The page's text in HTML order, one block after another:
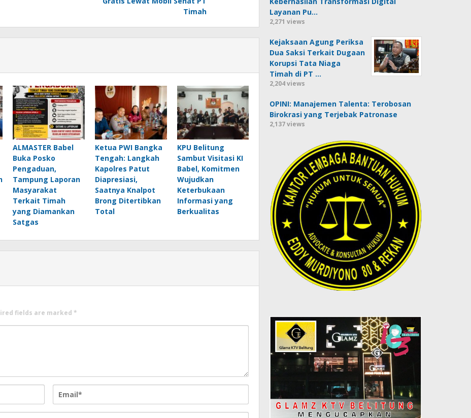
Timah
ALMASTER Babel
Buka Posko
Pengaduan,
Tampung Laporan
Masyarakat
Terkait Timah
yang Diamankan
Satgas
Ketua PWI Bangka
Tengah: Langkah
Kapolres Patut
Diapresiasi,
Saatnya Knalpot
Brong Ditertibkan
Total
KPU Belitung
Sambut Visitasi KI
Babel, Komitmen
Wujudkan
Keterbukaan
Informasi yang
Berkualitas
fields are marked *
Layanan Pu…
2,271 views
Kejaksaan Agung Periksa
Dua Saksi Terkait Dugaan
Korupsi Tata Niaga
Timah di PT …
2,204 views
OPINI: Manajemen Talenta: Terobosan
Birokrasi yang Terjebak Patronase
2,137 views